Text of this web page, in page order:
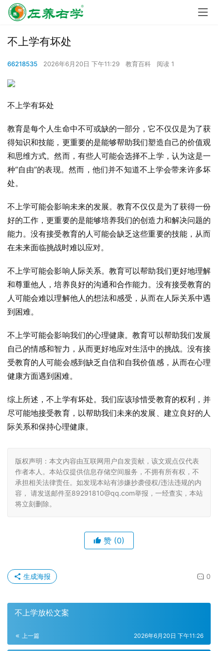
不上学有坏处
66218535 2026年6月20日 下午11:29 教育百科 阅读 1
不上学有坏处
教育是每个人生命中不可或缺的一部分，它不仅仅是为了获
得知识和技能，更重要的是能够帮助我们塑造自己的价值观
和思维方式。然而，有些人可能会选择不上学，认为这是一
种“自由”的表现。然而，他们并不知道不上学会带来许多坏
处。
不上学可能会影响未来的发展。教育不仅仅是为了获得一份
好的工作，更重要的是能够培养我们的创造力和解决问题的
能力。没有接受教育的人可能会缺乏这些重要的技能，从而
在未来面临挑战时难以应对。
不上学可能会影响人际关系。教育可以帮助我们更好地理解
和尊重他人，培养良好的沟通和合作能力。没有接受教育的
人可能会难以理解他人的想法和感受，从而在人际关系中遇
到困难。
不上学可能会影响我们的心理健康。教育可以帮助我们发展
自己的情感和智力，从而更好地应对生活中的挑战。没有接
受教育的人可能会感到缺乏自信和自我价值感，从而在心理
健康方面遇到困难。
综上所述，不上学有坏处。我们应该珍惜受教育的权利，并
尽可能地接受教育，以帮助我们未来的发展、建立良好的人
际关系和保持心理健康。
版权声明：本文内容由互联网用户自发贡献，该文观点仅代表
作者本人。本站仅提供信息存储空间服务，不拥有所有权，不
承担相关法律责任。如发现本站有涉嫌抄袭侵权/违法违规的内
容， 请发送邮件至89291810@qq.com举报，一经查实，本站
将立刻删除。
赞 (0)
0
生成海报
不上学放松文案
上一篇 2026年6月20日 下午11:26